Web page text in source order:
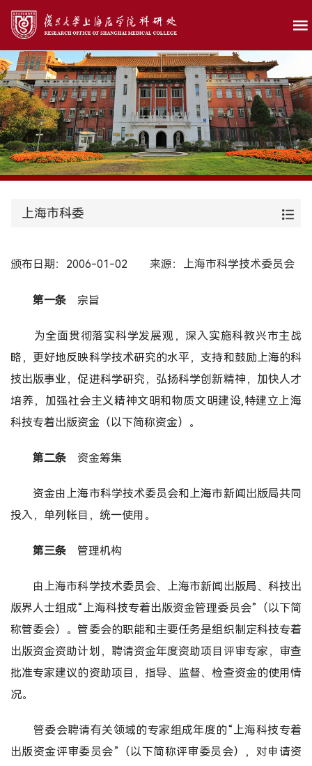
上海市科委
颁布日期：2006-01-02 来源：上海市科学技术委员会
第一条 宗旨
为全面贯彻落实科学发展观，深入实施科教兴市主战
略，更好地反映科学技术研究的水平，支持和鼓励上海的科
技出版事业，促进科学研究，弘扬科学创新精神，加快人才
培养，加强社会主义精神文明和物质文明建设,特建立上海
科技专着出版资金（以下简称资金）。
第二条 资金筹集
资金由上海市科学技术委员会和上海市新闻出版局共同
投入，单列帐目，统一使用。
第三条 管理机构
由上海市科学技术委员会、上海市新闻出版局、科技出
版界人士组成“上海科技专着出版资金管理委员会”（以下简
称管委会）。管委会的职能和主要任务是组织制定科技专着
出版资金资助计划，聘请资金年度资助项目评审专家，审查
批准专家建议的资助项目，指导、监督、检查资金的使用情
况。
管委会聘请有关领域的专家组成年度的“上海科技专着
出版资金评审委员会”（以下简称评审委员会），对申请资